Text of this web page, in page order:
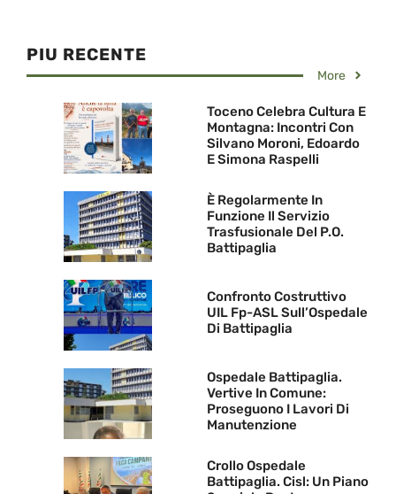
PIU RECENTE
More
Toceno Celebra Cultura E
Montagna: Incontri Con
Silvano Moroni, Edoardo
E Simona Raspelli
È Regolarmente In
Funzione Il Servizio
Trasfusionale Del P.O.
Battipaglia
Confronto Costruttivo
UIL Fp-ASL Sull’Ospedale
Di Battipaglia
Ospedale Battipaglia.
Vertive In Comune:
Proseguono I Lavori Di
Manutenzione
Crollo Ospedale
Battipaglia. Cisl: Un Piano